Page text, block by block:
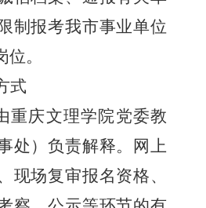
制报考我市事业单位
。
式
重庆文理学院党委教
处 ）负责解释。网上
现场复审报名资格、